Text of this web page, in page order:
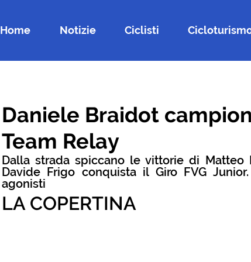
Home Notizie Ciclisti
Daniele Braidot
Team Relay
Dalla strada spiccano le vittorie di Matteo
Davide Frigo conquista il Giro FVG
agonisti
LA COPERTINA